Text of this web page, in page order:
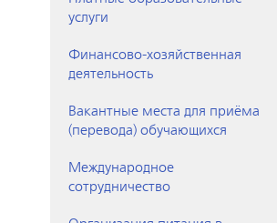
услуги
Финансово-хозяйственная
деятельность
Вакантные места для приёма
(перевода) обучающихся
Международное
сотрудничество